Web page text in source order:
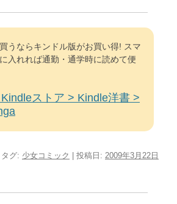
うならキンドル版がお買い得! スマ
入れれば通勤・通学時に読めて便
ストア > Kindle洋書 >
タグ: 少女コミック | 投稿日: 2009年3月22日